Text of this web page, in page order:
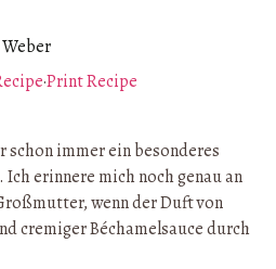
·Print Recipe
schon immer ein besonderes
erinnere mich noch genau an
wenn der Duft von
cremiger Béchamelsauce durch